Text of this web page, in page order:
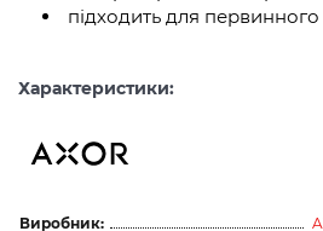
підходить для
Характеристики:
Виробник: